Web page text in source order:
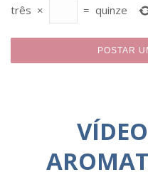
três × = quinze